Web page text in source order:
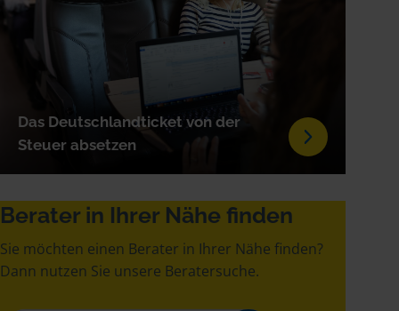
Das Deutschlandticket von der
Steuer absetzen
Berater in Ihrer Nähe finden
Sie möchten einen Berater in Ihrer Nähe finden?
Dann nutzen Sie unsere Beratersuche.